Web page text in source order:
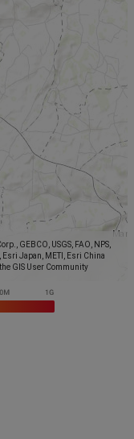
GEBCO, USGS, FAO, NPS,
Esri Japan, METI, Esri China
GIS User Community